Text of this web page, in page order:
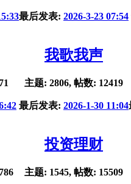
最后发表: 2026-3-23 07:54
我歌我声
主题: 2806, 帖数: 12419
最后发表: 2026-1-30 11:04
投资理财
主题: 1545, 帖数: 15509